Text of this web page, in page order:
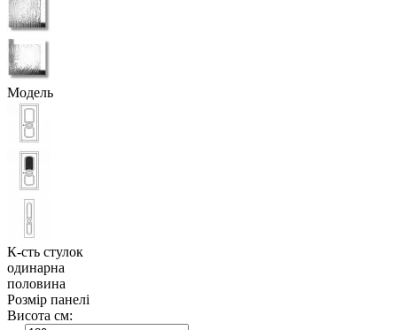
Модель
К-сть стулок
одинарна
половина
Розмір панелі
Висота см: